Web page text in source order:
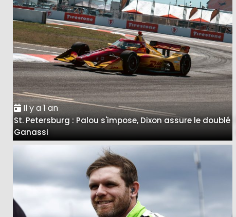
Il y a 1 an
St. Petersburg : Palou s'impose, Dixon assure le doublé
Ganassi